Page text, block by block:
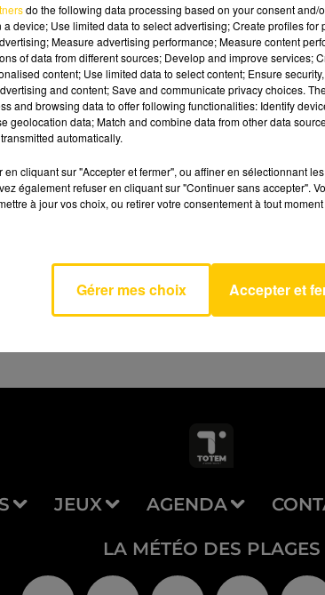
AVEYRON NORD
JEUX AGENDA
LA MÉTÉO DES PLAGES
do the following data processing based on your consent and/
device; Use limited data to select advertising; Create profiles
Measure advertising performance; Measure content
of data from different sources; Develop and improve services;
content; Use limited data to select content; Ensure
and content; Save and communicate privacy choices.
and browsing data to offer following functionalities: Identify
geolocation data; Match and combine data from other data
automatically.
en cliquant sur "Accepter et fermer", ou affiner en sélectionnant
également refuser en cliquant sur "Continuer sans accepter".
à jour vos choix, ou retirer votre consentement à tout
Gérer mes choix Accepter et